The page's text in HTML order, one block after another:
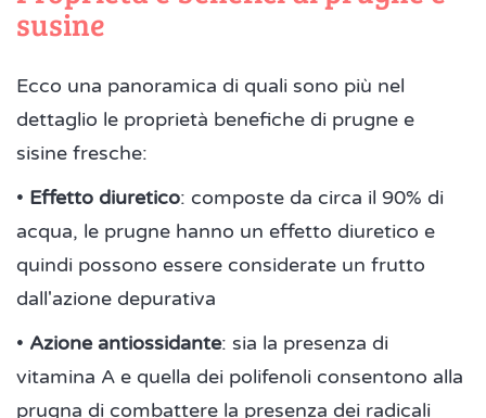
susine
Ecco una panoramica di quali sono più nel
dettaglio le proprietà benefiche di prugne e
sisine fresche:
• Effetto diuretico: composte da circa il 90% di
acqua, le prugne hanno un effetto diuretico e
quindi possono essere considerate un frutto
dall'azione depurativa
• Azione antiossidante: sia la presenza di
vitamina A e quella dei polifenoli consentono alla
prugna di combattere la presenza dei radicali